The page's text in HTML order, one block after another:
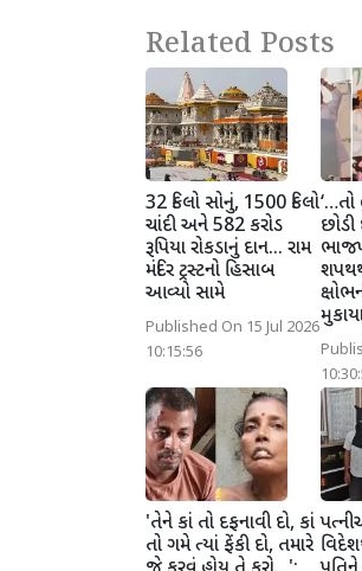
Related Posts
32 કિલો સોનું, 1500 કિલો
ચાંદી અને 582 કરોડ
રૂપિયા રોકડાનું દાન... રામ
મંદિર ટ્રસ્ટનો હિસાબ
આવ્યો સામે
Published On 15 Jul 2026
10:15:56
'તેને કાં તો દફનાવી દો, કાં
તો ગમે ત્યાં ફેંકી દો, તમારે